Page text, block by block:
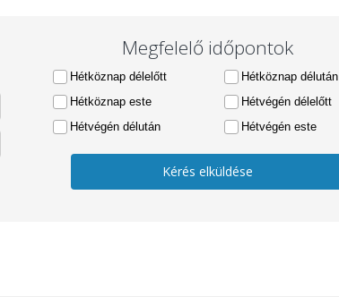
Megfelelő időpontok
Hétköznap délelőtt
Hétköznap délután
Hétköznap este
Hétvégén délelőtt
Hétvégén délután
Hétvégén este
Kérés elküldése